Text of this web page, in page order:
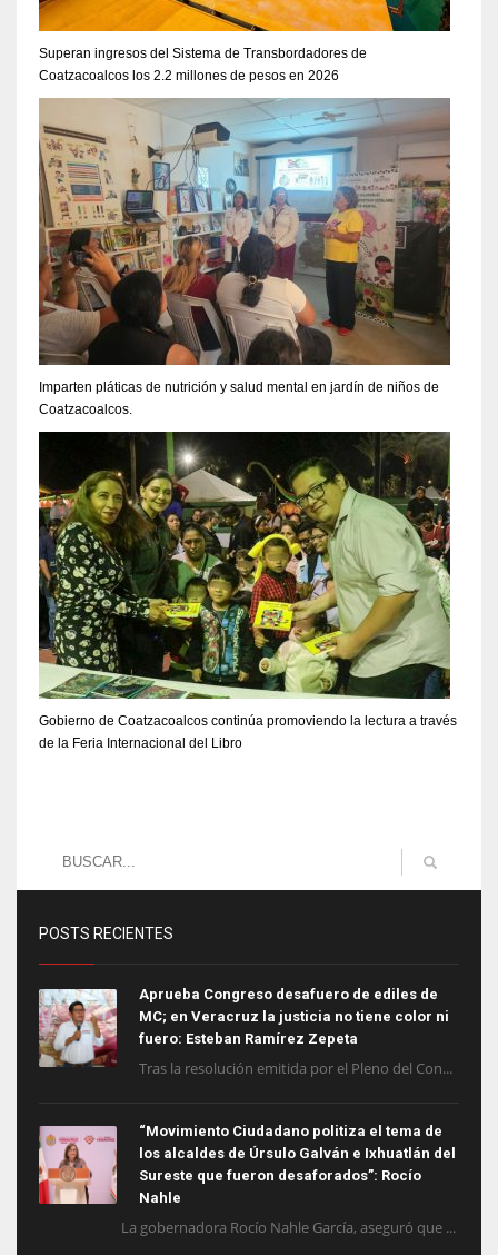
Superan ingresos del Sistema de Transbordadores de
Coatzacoalcos los 2.2 millones de pesos en 2026
Imparten pláticas de nutrición y salud mental en jardín de niños de
Coatzacoalcos.
Gobierno de Coatzacoalcos continúa promoviendo la lectura a través
de la Feria Internacional del Libro
POSTS RECIENTES
Aprueba Congreso desafuero de ediles de
MC; en Veracruz la justicia no tiene color ni
fuero: Esteban Ramírez Zepeta
Tras la resolución emitida por el Pleno del Con...
“Movimiento Ciudadano politiza el tema de
los alcaldes de Úrsulo Galván e Ixhuatlán del
Sureste que fueron desaforados”: Rocío
Nahle
La gobernadora Rocío Nahle García, aseguró que ...